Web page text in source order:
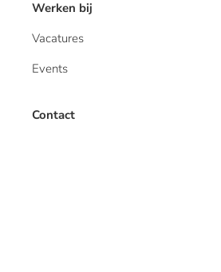
Werken bij
Vacatures
Events
Contact